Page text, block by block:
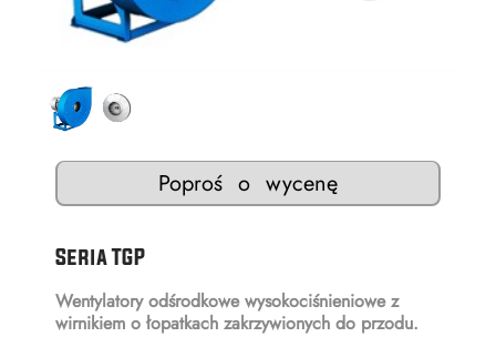
Poproś o wycenę
Seria TGP
Wentylatory odśrodkowe wysokociśnieniowe z
wirnikiem o łopatkach zakrzywionych do przodu.